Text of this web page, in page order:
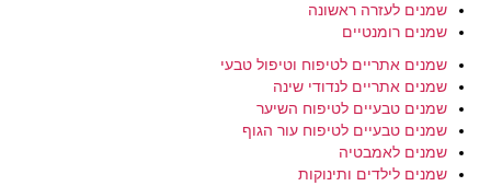
שמנים לעזרה ראשונה
שמנים רומנטיים
שמנים אתריים לטיפוח וטיפול טבעי
שמנים אתריים לנדודי שינה
שמנים טבעיים לטיפוח השיער
שמנים טבעיים לטיפוח עור הגוף
שמנים לאמבטיה
שמנים לילדים ותינוקות